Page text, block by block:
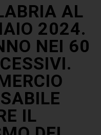
AL
2024.
NEI 60
IL